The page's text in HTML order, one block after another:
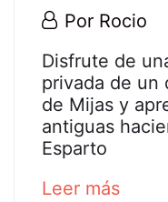
21
2024
Por Rocio
privada
en
Mijas
Disfrute de
privada de un
de Mijas y
antiguas
Esparto
Leer másabout